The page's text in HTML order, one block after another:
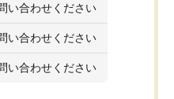
い合わせください
い合わせください
い合わせください